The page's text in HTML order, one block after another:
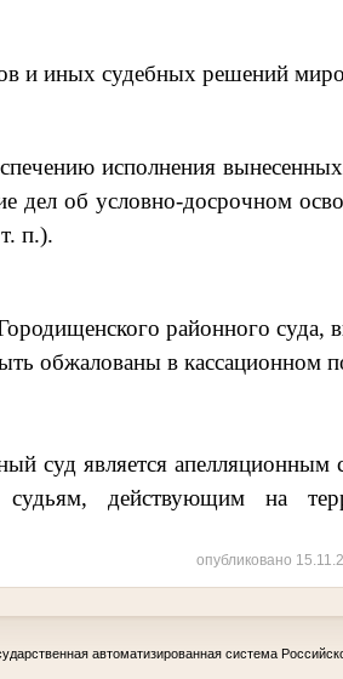
и иных судебных решений
исполнения
дел об условно-досрочном
п.).
районного суда,
обжалованы в кассационном
суд является апелляционным
действующим на
опубликовано
автоматизированная система